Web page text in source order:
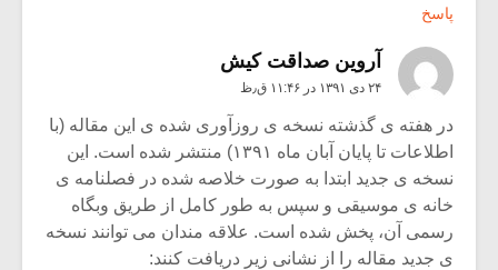
پاسخ
آروین صداقت کیش
۲۴ دی ۱۳۹۱ در ۱۱:۴۶ ق٫ظ
در هفته ی گذشته نسخه ی روزآوری شده ی این مقاله (با
اطلاعات تا پایان آبان ماه ۱۳۹۱) منتشر شده است. این
نسخه ی جدید ابتدا به صورت خلاصه شده در فصلنامه ی
خانه ی موسیقی و سپس به طور کامل از طریق وبگاه
رسمی آن، پخش شده است. علاقه مندان می توانند نسخه
ی جدید مقاله را از نشانی زیر دریافت کنند: